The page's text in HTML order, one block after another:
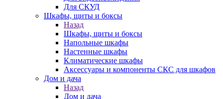
Для СКУД
Шкафы, щиты и боксы
Назад
Шкафы, щиты и боксы
Напольные шкафы
Настенные шкафы
Климатические шкафы
Аксессуары и компоненты СКС для шкафов
Дом и дача
Назад
Дом и дача